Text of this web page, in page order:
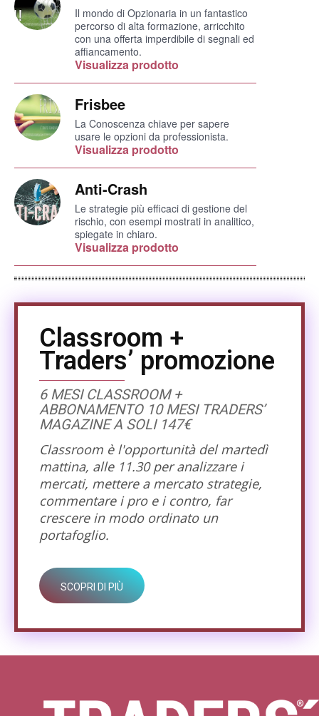
Il mondo di Opzionaria in un fantastico
percorso di alta formazione, arricchito
con una offerta imperdibile di segnali ed
affiancamento.
Visualizza prodotto
Frisbee
La Conoscenza chiave per sapere
usare le opzioni da professionista.
Visualizza prodotto
Anti-Crash
Le strategie più efficaci di gestione del
rischio, con esempi mostrati in analitico,
spiegate in chiaro.
Visualizza prodotto
Classroom +
Traders’ promozione
6 MESI CLASSROOM +
ABBONAMENTO 10 MESI TRADERS’
MAGAZINE A SOLI 147€
Classroom è l'opportunità del martedì
mattina, alle 11.30 per analizzare i
mercati, mettere a mercato strategie,
commentare i pro e i contro, far
crescere in modo ordinato un
portafoglio.
SCOPRI DI PIÙ